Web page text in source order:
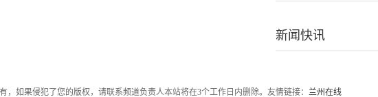
新闻快讯
，如果侵犯了您的版权，请联系频道负责人本站将在3个工作日内删除。友情链接： 兰州在线